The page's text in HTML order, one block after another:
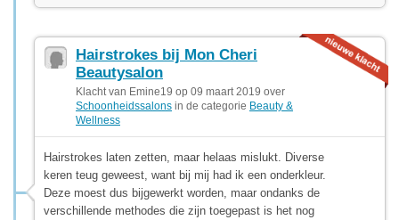
Hairstrokes bij Mon Cheri
Beautysalon
Klacht van Emine19 op 09 maart 2019 over
Schoonheidssalons in de categorie Beauty &
Wellness
Hairstrokes laten zetten, maar helaas mislukt. Diverse
keren teug geweest, want bij mij had ik een onderkleur.
Deze moest dus bijgewerkt worden, maar ondanks de
verschillende methodes die zijn toegepast is het nog